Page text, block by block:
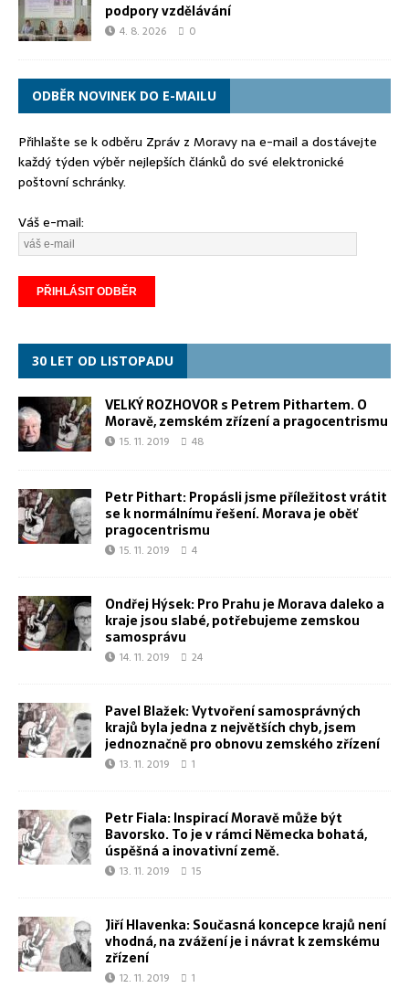
podpory vzdělávání
4. 8. 2026 0
ODBĚR NOVINEK DO E-MAILU
Přihlašte se k odběru Zpráv z Moravy na e-mail a dostávejte
každý týden výběr nejlepších článků do své elektronické
poštovní schránky.
Váš e-mail:
30 LET OD LISTOPADU
VELKÝ ROZHOVOR s Petrem Pithartem. O
Moravě, zemském zřízení a pragocentrismu
15. 11. 2019 48
Petr Pithart: Propásli jsme příležitost vrátit
se k normálnímu řešení. Morava je oběť
pragocentrismu
15. 11. 2019 4
Ondřej Hýsek: Pro Prahu je Morava daleko a
kraje jsou slabé, potřebujeme zemskou
samosprávu
14. 11. 2019 24
Pavel Blažek: Vytvoření samosprávných
krajů byla jedna z největších chyb, jsem
jednoznačně pro obnovu zemského zřízení
13. 11. 2019 1
Petr Fiala: Inspirací Moravě může být
Bavorsko. To je v rámci Německa bohatá,
úspěšná a inovativní země.
13. 11. 2019 15
Jiří Hlavenka: Současná koncepce krajů není
vhodná, na zvážení je i návrat k zemskému
zřízení
12. 11. 2019 1